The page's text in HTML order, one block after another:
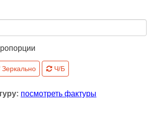
Зеркально Ч/Б
посмотреть фактуры